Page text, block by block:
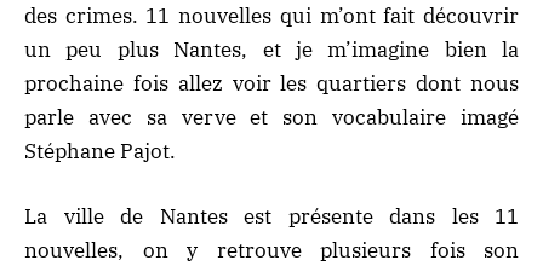
des crimes. 11 nouvelles qui m’ont fait découvrir
un peu plus Nantes, et je m’imagine bien la
prochaine fois allez voir les quartiers dont nous
parle avec sa verve et son vocabulaire imagé
Stéphane Pajot.
La ville de Nantes est présente dans les 11
nouvelles, on y retrouve plusieurs fois son